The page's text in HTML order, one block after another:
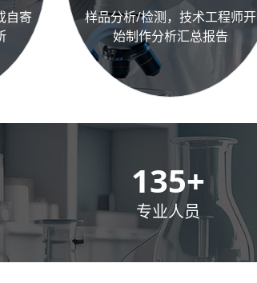
自寄
样品分析/检测，技术工程师开
始制作分析汇总报告
200+
专业人员